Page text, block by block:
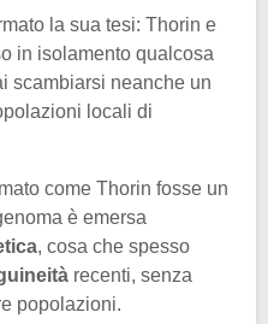
la sua tesi: Thorin e
in isolamento qualcosa
scambiarsi neanche un
locali di
come Thorin fosse un
è emersa
, cosa che spesso
recenti, senza
popolazioni.